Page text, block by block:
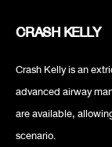
CRASH KELLY
Crash Kelly is an
advanced airway
are available,
scenario.